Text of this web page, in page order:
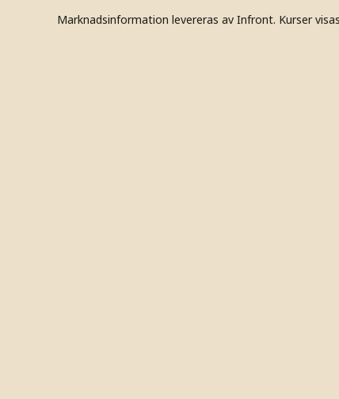
Marknadsinformation levereras av Infront. Kurser